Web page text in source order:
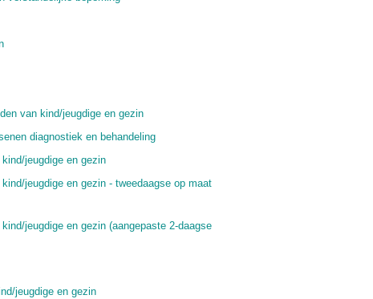
van kind/jeugdige en gezin
diagnostiek en behandeling
jeugdige en gezin
jeugdige en gezin - tweedaagse op maat
jeugdige en gezin (aangepaste 2-daagse
jeugdige en gezin